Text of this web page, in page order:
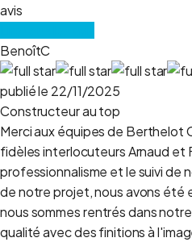
avis
BenoîtC
publié le 22/11/2025
Constructeur au top
Merci aux équipes de Berthelot
fidèles interlocuteurs Arnaud et
professionnalisme et le suivi de
de notre projet, nous avons été
nous sommes rentrés dans
qualité avec des finitions à